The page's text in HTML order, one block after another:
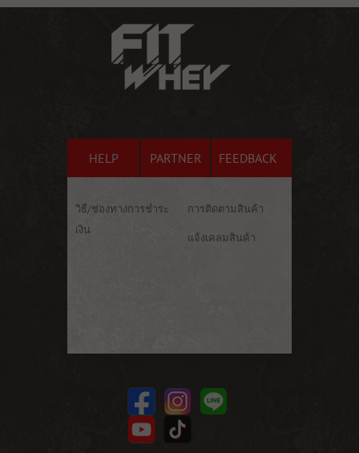
HELP PARTNER FEEDBACK
วิธี/ช่องทางการชำระ
เงิน
การติดตามสินค้า
แจ้งเคลมสินค้า